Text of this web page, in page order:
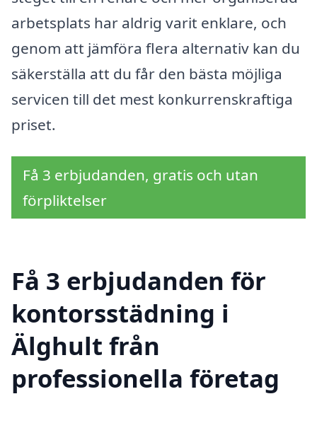
arbetsplats har aldrig varit enklare, och
genom att jämföra flera alternativ kan du
säkerställa att du får den bästa möjliga
servicen till det mest konkurrenskraftiga
priset.
Få 3 erbjudanden, gratis och utan
förpliktelser
Få 3 erbjudanden för
kontorsstädning i
Älghult från
professionella företag